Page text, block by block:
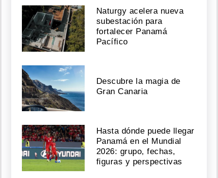
Naturgy acelera nueva
subestación para
fortalecer Panamá
Pacífico
Descubre la magia de
Gran Canaria
Hasta dónde puede llegar
Panamá en el Mundial
2026: grupo, fechas,
figuras y perspectivas